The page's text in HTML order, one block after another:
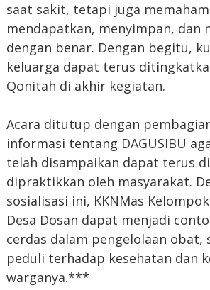
saat sakit, tetapi juga
mendapatkan, menyimpan, dan
dengan benar. Dengan begitu,
keluarga dapat terus
Qonitah di akhir kegiatan.
Acara ditutup dengan
informasi tentang DAGUSIBU
telah disampaikan dapat terus
dipraktikkan oleh masyarakat.
sosialisasi ini, KKNMas
Desa Dosan dapat menjadi
cerdas dalam pengelolaan obat,
peduli terhadap kesehatan dan
warganya.***